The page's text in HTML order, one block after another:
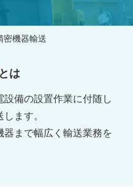
密機器輸送
とは
備の設置作業に付随し
ます。
器まで幅広く輸送業務を